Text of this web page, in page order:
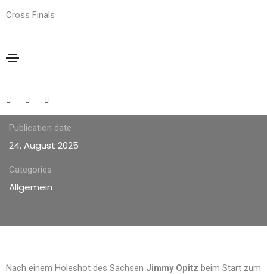
Cross Finals
Wertungsrennen 2
Publication date
24. August 2025
Categories
Allgemein
Nach einem Holeshot des Sachsen Jimmy Opitz beim Start zum